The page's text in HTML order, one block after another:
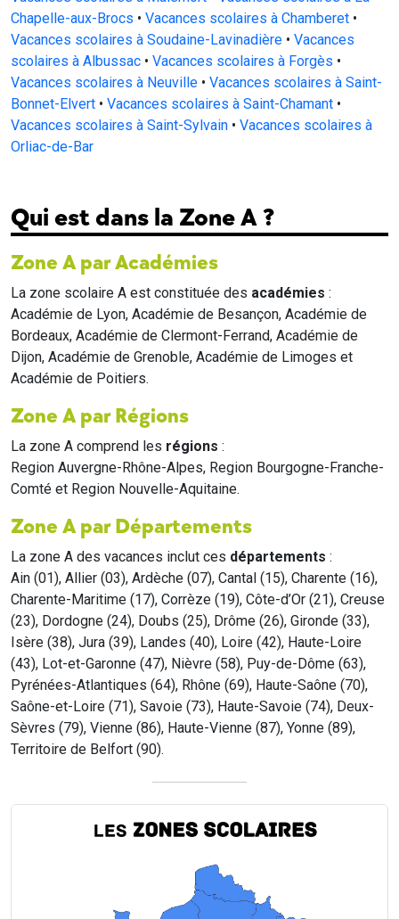
Chapelle-aux-Brocs • Vacances scolaires à Chamberet •
Vacances scolaires à Soudaine-Lavinadière • Vacances
scolaires à Albussac • Vacances scolaires à Forgès •
Vacances scolaires à Neuville • Vacances scolaires à Saint-
Bonnet-Elvert • Vacances scolaires à Saint-Chamant •
Vacances scolaires à Saint-Sylvain • Vacances scolaires à
Orliac-de-Bar
Qui est dans la Zone A ?
Zone A par Académies
La zone scolaire A est constituée des académies :
Académie de Lyon, Académie de Besançon, Académie de
Bordeaux, Académie de Clermont-Ferrand, Académie de
Dijon, Académie de Grenoble, Académie de Limoges et
Académie de Poitiers.
Zone A par Régions
La zone A comprend les régions :
Region Auvergne-Rhône-Alpes, Region Bourgogne-Franche-
Comté et Region Nouvelle-Aquitaine.
Zone A par Départements
La zone A des vacances inclut ces départements :
Ain (01), Allier (03), Ardèche (07), Cantal (15), Charente (16),
Charente-Maritime (17), Corrèze (19), Côte-d’Or (21), Creuse
(23), Dordogne (24), Doubs (25), Drôme (26), Gironde (33),
Isère (38), Jura (39), Landes (40), Loire (42), Haute-Loire
(43), Lot-et-Garonne (47), Nièvre (58), Puy-de-Dôme (63),
Pyrénées-Atlantiques (64), Rhône (69), Haute-Saône (70),
Saône-et-Loire (71), Savoie (73), Haute-Savoie (74), Deux-
Sèvres (79), Vienne (86), Haute-Vienne (87), Yonne (89),
Territoire de Belfort (90).